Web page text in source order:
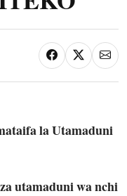
la Utamaduni
utamaduni wa nchi